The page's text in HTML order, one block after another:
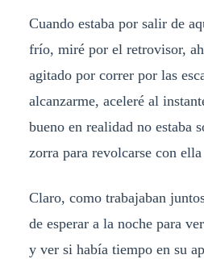
Cuando estaba por salir de
frío, miré por el retrovisor,
agitado por correr por las
alcanzarme, aceleré al
bueno en realidad no estaba
zorra para revolcarse con
Claro, como trabajaban
de esperar a la noche para
y ver si había tiempo en su